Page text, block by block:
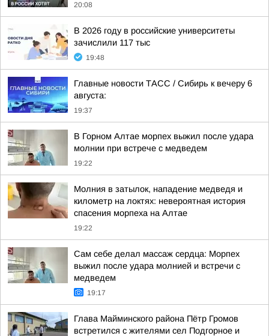
20:08
В 2026 году в российские университеты
зачислили 117 тыс
19:48
Главные новости ТАСС / Сибирь к вечеру 6
августа:
19:37
В Горном Алтае морпех выжил после удара
молнии при встрече с медведем
19:22
Молния в затылок, нападение медведя и
километр на локтях: невероятная история
спасения морпеха на Алтае
19:22
Сам себе делал массаж сердца: Морпех
выжил после удара молнией и встречи с
медведем
19:17
Глава Майминского района Пётр Громов
встретился с жителями сел Подгорное и